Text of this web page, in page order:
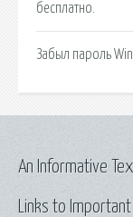
бесплатно.
Забыл пароль
Links to
An Informative